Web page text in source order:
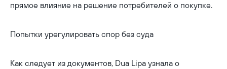
прямое влияние на решение потребителей о покупке.
Попытки урегулировать спор без суда
Как следует из документов, Dua Lipa узнала о